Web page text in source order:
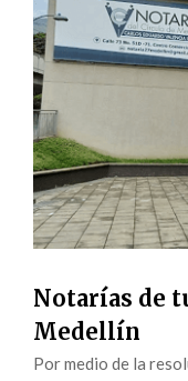
Notarías de
Medellín
Por medio de la